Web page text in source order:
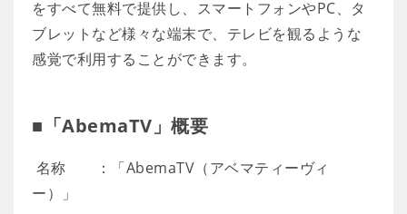
をすべて無料で提供し、スマートフォンやPC、タ
ブレットなど様々な端末で、テレビを観るような
感覚で利用することができます。
■「AbemaTV」概要
名称 ：「AbemaTV（アベマティーヴィ
ー）」